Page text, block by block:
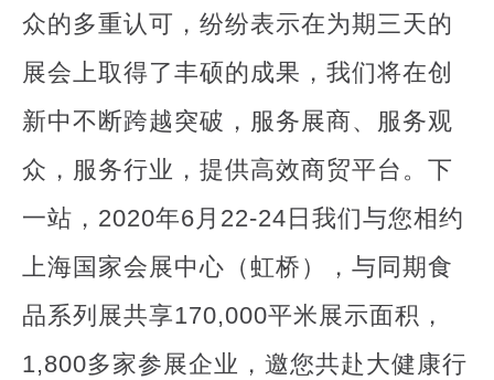
众的多重认可，纷纷表示在为期三天的
展会上取得了丰硕的成果，我们将在创
新中不断跨越突破，服务展商、服务观
众，服务行业，提供高效商贸平台。下
一站，2020年6月22-24日我们与您相约
上海国家会展中心（虹桥），与同期食
品系列展共享170,000平米展示面积，
1,800多家参展企业，邀您共赴大健康行